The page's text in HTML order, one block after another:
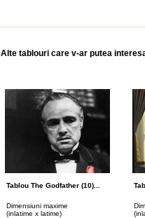
Alte tablouri care v-ar putea
Tablou The Godfather (10)...
Dimensiuni maxime
(inlatime x latime)